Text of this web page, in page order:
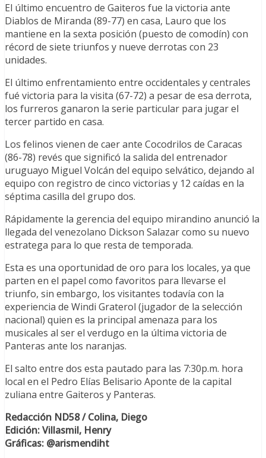
El último encuentro de Gaiteros fue la victoria ante
Diablos de Miranda (89-77) en casa, Lauro que los
mantiene en la sexta posición (puesto de comodín) con
récord de siete triunfos y nueve derrotas con 23
unidades.
El último enfrentamiento entre occidentales y centrales
fué victoria para la visita (67-72) a pesar de esa derrota,
los furreros ganaron la serie particular para jugar el
tercer partido en casa.
Los felinos vienen de caer ante Cocodrilos de Caracas
(86-78) revés que significó la salida del entrenador
uruguayo Miguel Volcán del equipo selvático, dejando al
equipo con registro de cinco victorias y 12 caídas en la
séptima casilla del grupo dos.
Rápidamente la gerencia del equipo mirandino anunció la
llegada del venezolano Dickson Salazar como su nuevo
estratega para lo que resta de temporada.
Esta es una oportunidad de oro para los locales, ya que
parten en el papel como favoritos para llevarse el
triunfo, sin embargo, los visitantes todavía con la
experiencia de Windi Graterol (jugador de la selección
nacional) quien es la principal amenaza para los
musicales al ser el verdugo en la última victoria de
Panteras ante los naranjas.
El salto entre dos esta pautado para las 7:30p.m. hora
local en el Pedro Elías Belisario Aponte de la capital
zuliana entre Gaiteros y Panteras.
Redacción ND58 / Colina, Diego
Edición: Villasmil, Henry
Gráficas: @arismendiht